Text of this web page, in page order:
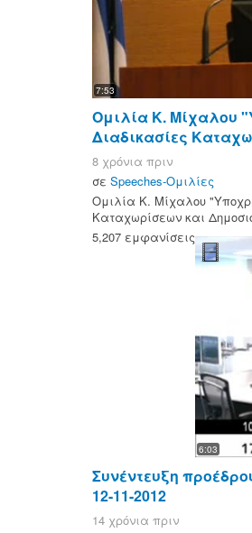
7:53
Ομιλία Κ. Μίχαλου
Διαδικασίες
8 χρόνια πριν
σε Speeches-Ομιλίες
Ομιλία Κ. Μίχαλου
Καταχωρίσεων και
5,207 εμφανίσεις
6:03
Συνέντευξη
12-11-2012
14 χρόνια πριν